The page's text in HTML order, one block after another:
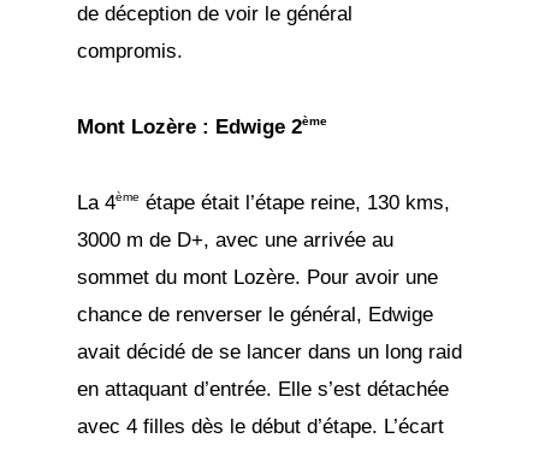
de déception de voir le général
compromis.
Mont Lozère : Edwige 2ème
La 4ème étape était l’étape reine, 130 kms,
3000 m de D+, avec une arrivée au
sommet du mont Lozère. Pour avoir une
chance de renverser le général, Edwige
avait décidé de se lancer dans un long raid
en attaquant d’entrée. Elle s’est détachée
avec 4 filles dès le début d’étape. L’écart